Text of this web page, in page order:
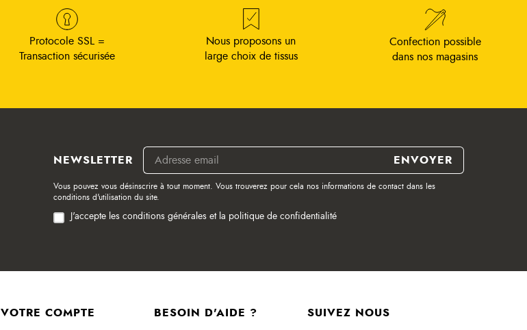
Protocole SSL =
Transaction sécurisée
Nous proposons un
large choix de tissus
Confection possible
dans nos magasins
NEWSLETTER
Vous pouvez vous désinscrire à tout moment. Vous trouverez pour cela nos informations de contact dans les
conditions d'utilisation du site.
J'accepte les conditions générales et la politique de confidentialité
VOTRE COMPTE BESOIN D'AIDE ? SUIVEZ NOUS